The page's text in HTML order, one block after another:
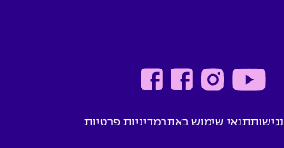
תנאי שימוש באתרמדיניות פרטיות